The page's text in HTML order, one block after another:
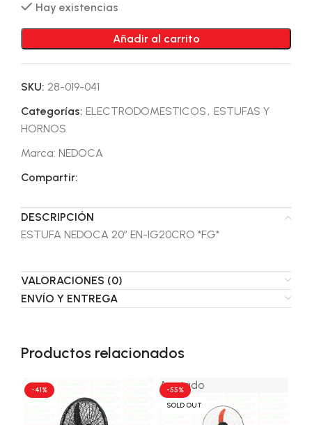
RD$30,775.00.
Hay existencias
Añadir al carrito
SKU: 28-019-041
Categorías: ELECTRODOMESTICOS , ESTUFAS Y
HORNOS
Marca: NEDOCA
Compartir:
DESCRIPCIÓN
ESTUFA NEDOCA 20″ EN-IG20CRO *FG*
VALORACIONES (0)
ENVÍO Y ENTREGA
Productos relacionados
-41%
-55%
SOLD OUT
Agotado